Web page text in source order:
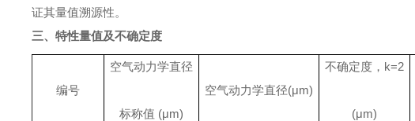
证其量值溯源性。
三、特性量值及不确定度
编号
空气动力学直径
标称值 (μm)
空气动力学直径(μm)
不确定度， k=2
(μm)